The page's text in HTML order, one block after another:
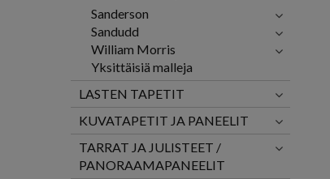
Sanderson
Sandudd
William Morris
Yksittäisiä malleja
LASTEN TAPETIT
KUVATAPETIT JA PANEELIT
TARRAT JA JULISTEET /
PANORAAMAPANEELIT